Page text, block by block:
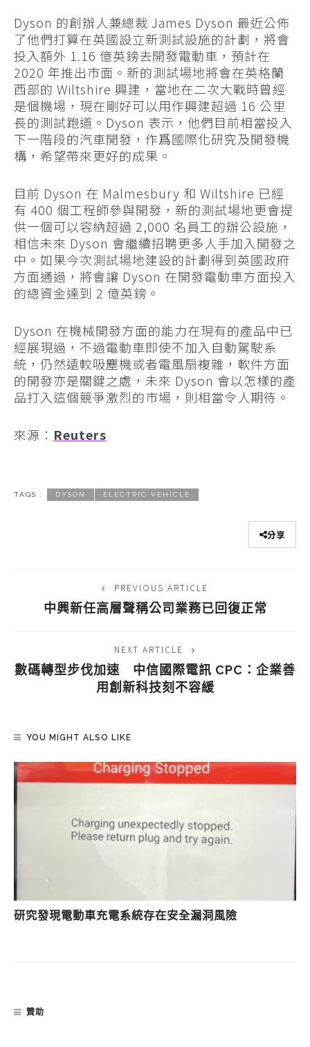
Dyson 的創辦人兼總裁 James Dyson 最近公佈
了他們打算在英國設立新測試設施的計劃，將會
投入額外 1.16 億英鎊去開發電動車，預計在
2020 年推出市面。新的測試場地將會在英格蘭
西部的 Wiltshire 興建，當地在二次大戰時曾經
是個機場，現在剛好可以用作興建超過 16 公里
長的測試跑道。Dyson 表示，他們目前相當投入
下一階段的汽車開發，作爲國際化研究及開發機
構，希望帶來更好的成果。
目前 Dyson 在 Malmesbury 和 Wiltshire 已經
有 400 個工程師參與開發，新的測試場地更會提
供一個可以容納超過 2,000 名員工的辦公設施，
相信未來 Dyson 會繼續招聘更多人手加入開發之
中。如果今次測試場地建設的計劃得到英國政府
方面通過，將會讓 Dyson 在開發電動車方面投入
的總資金達到 2 億英鎊。
Dyson 在機械開發方面的能力在現有的產品中已
經展現過，不過電動車即使不加入自動駕駛系
統，仍然遠較吸塵機或者電風扇複雜，軟件方面
的開發亦是關鍵之處，未來 Dyson 會以怎樣的產
品打入這個競爭激烈的市場，則相當令人期待。
來源： Reuters
TAGS : DYSON ELECTRIC VEHICLE
分享
PREVIOUS ARTICLE
中興新任高層聲稱公司業務已回復正常
NEXT ARTICLE
數碼轉型步伐加速 中信國際電訊 CPC：企業善
用創新科技刻不容緩
YOU MIGHT ALSO LIKE
研究發現電動車充電系統存在安全漏洞風險
贊助